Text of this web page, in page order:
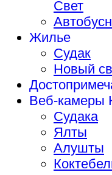
Свет
Жилье
Судак
Новый
Веб-камеры
Судака
Ялты
Алушты